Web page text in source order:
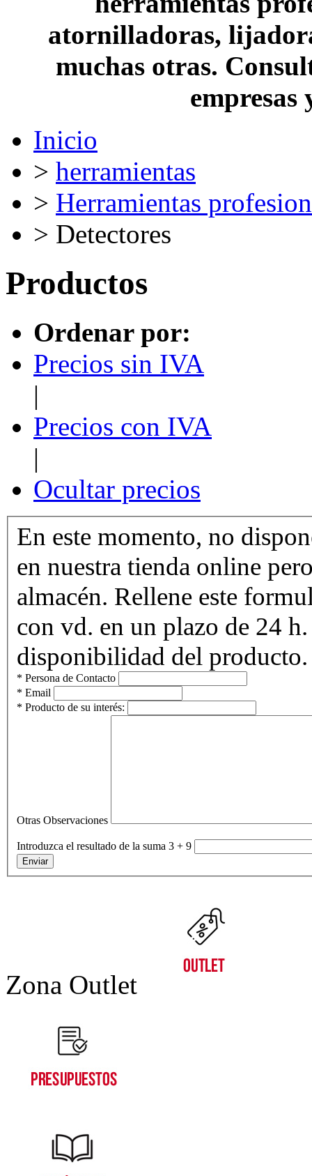
atornilladoras,
muchas otras.
empresas
Inicio
> herramientas
> Herramientas
> Detectores
Productos
Ordenar por:
Precios sin IVA
|
Precios con IVA
|
Ocultar precios
En este momento, no
en nuestra tienda online
almacén. Rellene este
con vd. en un plazo de 24
disponibilidad del producto.
* Persona de Contacto
* Email
* Producto de su interés:
Otras Observaciones
Introduzca el resultado de la suma 3 + 9
Zona Outlet